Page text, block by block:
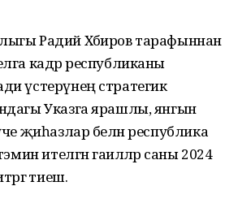
Радий Хәбиров тарафыннан
кадәр республиканы
үстерүнең стратегик
Указга ярашлы, янгын
җиһазлар белән республика
ителгән гаиләләр саны 2024
тиеш.